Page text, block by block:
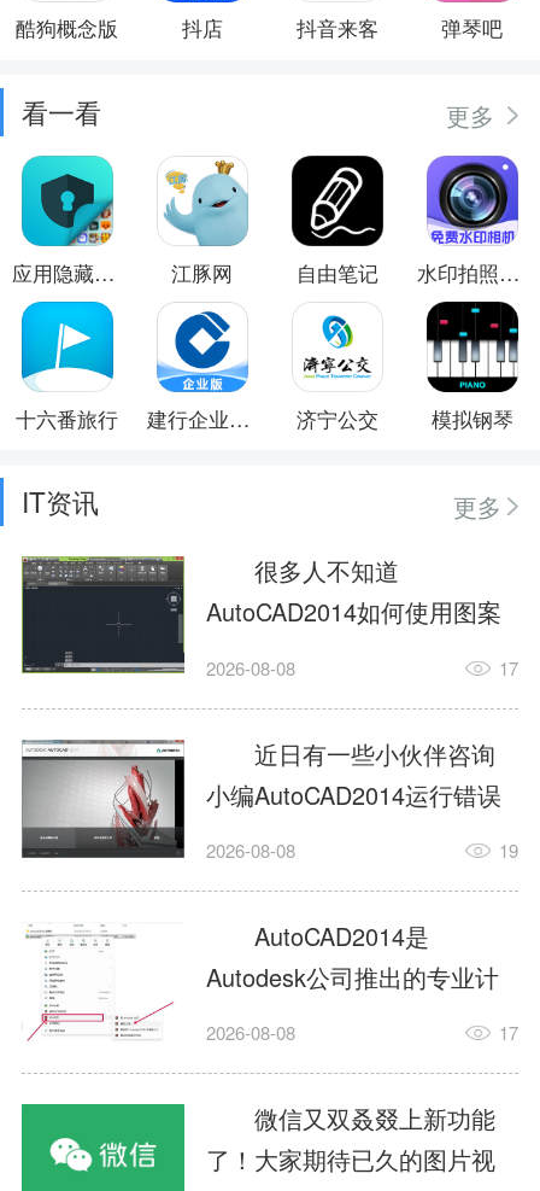
酷狗概念版 抖店 抖音来客 弹琴吧
看一看 更多
应用隐藏卫士 江豚网 自由笔记 水印拍照免费
十六番旅行 建行企业银行 济宁公交 模拟钢琴
IT资讯
更多
很多人不知道
AutoCAD2014如何使用图案
填充?今日为你们带来的文章
用图案填充的内容，还有不
清楚小伙伴和小编一起去学
习一下吧。1.打开
AutoCAD2014这款软件，进
入AutoCAD2014的操作界
面，如图所示：2.在该界面内
找到矩形选项，如图所示：3.
点击矩...
2026-08-08 17
近日有一些小伙伴咨询
小编AutoCAD2014运行错误
怎么办?下面就为大家带来了
办的解决方法，有需要的小
伙伴可以来了解了解哦。1.打
开控制面板，选择
AutodeskAutoCAD2014。2.
等AutodeskAutoCAD2014的
安装程序加载完毕。3.选择添
加/...
2026-08-08 19
AutoCAD2014是
Autodesk公司推出的专业计
算机辅助设计（CAD）软
子、建筑、服装等多个工程
与设计领域。作为行业标准
工具之一，它提供了强大的
2026-08-08 17
微信又双叒叕上新功能
了！大家期待已久的图片视